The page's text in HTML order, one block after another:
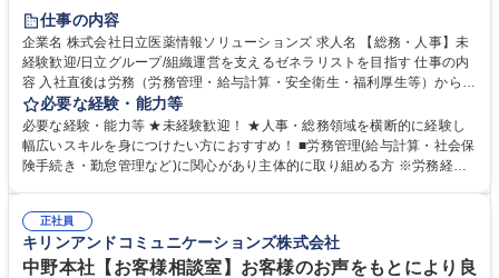
住宅手当あり
育休あり
完全週休2日制 交通費支給 土日祝休み 寮・社宅あり
仕事の内容
企業名 株式会社日立医薬情報ソリューションズ 求人名 【総務・人事】未
経験歓迎/日立グループ/組織運営を支えるゼネラリストを目指す 仕事の内
容 入社直後は労務（労務管理・給与計算・安全衛生・福利厚生等）からお
任せいたします。将来は総務・採用・教育業務へ守備範囲を広げ、組織運
営を支えるゼネラリストをめざせます。 ・初期業務：労働時間管理、給与
計算、社会保険対応、福利厚生管理、安全衛生、健康経営推進等をお任せ
します。ご経験に応じて、休職者管理など、幅広く経験を積んでいただき
幅広く経験を積みたい意欲がある方に最適な環境です。 募集職種 【総
務・人事】未経験歓迎/日立グループ/組織運営を支えるゼネラリストを目
指す
必要な経験・能力等
必要な経験・能力等 ★未経験歓迎！ ★人事・総務領域を横断的に経験し
幅広いスキルを身につけたい方におすすめ！ ■労務管理(給与計算・社会保
険手続き・勤怠管理など)に関心があり主体的に取り組める方 ※労務経験
のご経験 ■労務管理（給与計算・社会保険手続き・勤怠管理など）の経験
■衛生管理者の資格をお持ちの方 学歴・資格 学歴：大学院 大学 高専 短大
専修学校 高校 語学力： 資格：
正社員
キリンアンドコミュニケーションズ株式会社
中野本社【お客様相談室】お客様のお声をもとにより良